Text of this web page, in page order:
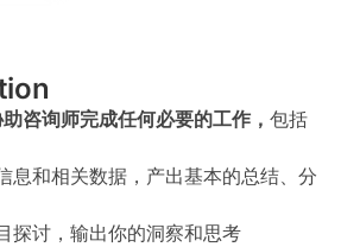
咨询师完成任何必要的工作， 包括
息和相关数据，产出基本的总结、分
探讨，输出你的洞察和思考